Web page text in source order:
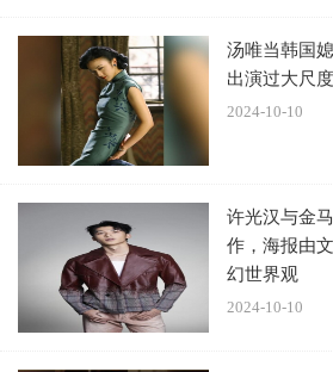
汤唯当韩国
出演过大尺
2024-10-10
许光汉与金
作，海报由
幻世界观
2024-10-10